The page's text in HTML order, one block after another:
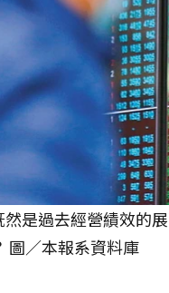
然是過去經營績效的
圖／本報系資料庫